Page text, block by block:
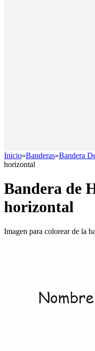
Inicio»Banderas»Bandera
horizontal
Bandera de
horizontal
Imagen para colorear de la